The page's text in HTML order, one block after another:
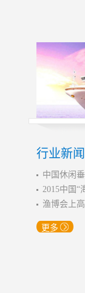
行业新闻
中国休闲
2015中国“
渔博会上
更多